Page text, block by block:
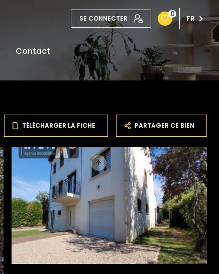
SE CONNECTER
0 FR
Contact
TÉLÉCHARGER LA FICHE PARTAGER CE BIEN